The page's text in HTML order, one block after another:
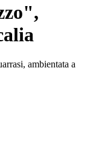
ambientata a